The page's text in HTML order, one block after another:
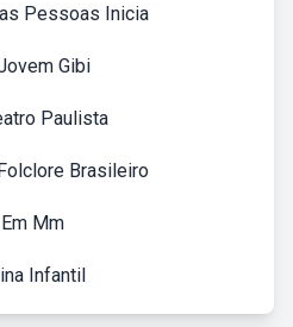
Pessoas Inicia
Gibi
Paulista
Brasileiro
Mm
Infantil